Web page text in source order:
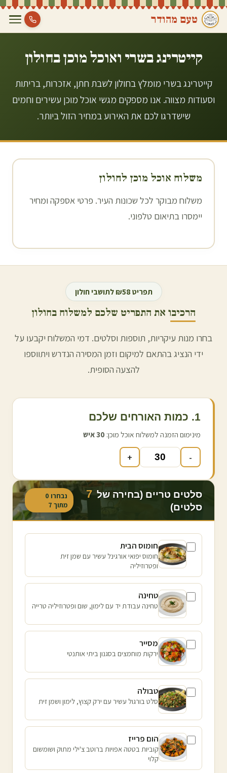
טעם מהודר
קייטרינג בשרי ואוכל מוכן בחולון
קייטרינג בשרי מומלץ בחולון לשבת חתן, אזכרות, בריתות
וסעודות מצווה. אנו מספקים מגשי אוכל מוכן עשירים וחמים
שישדרגו לכם את האירוע במחיר הזול ביותר.
משלוח אוכל מוכן לחולון
משלוח מבוקר לכל שכונות העיר. פרטי אספקה ומחיר
יימסרו בתיאום טלפוני.
תפריט ₪58 לתושבי חולון
הרכיבו את התפריט שלכם למשלוח בחולון
בחרו מנות עיקריות, תוספות וסלטים. דמי המשלוח יקבעו על
ידי הנציג בהתאם למיקום וזמן המסירה הנדרש ויתווספו
להצעה הסופית.
1. כמות האורחים שלכם
מינימום הזמנה למשלוח אוכל מוכן: 30איש
-
+
סלטים טריים (בחירה של 7
סלטים)
נבחרו 0
מתוך 7
חומוס הבית
חומוס יפואי אורגינל עשיר עם שמן זית
ופטרוזיליה
טחינה
טחינה עבודת יד עם לימון, שום ופטרוזיליה טרייה
מסייר
ירקות מוחמצים בסגנון ביתי אותנטי
טבולה
סלט בורגול עשיר עם ירק קצוץ, לימון ושמן זית
הום פרייז
קוביות בטטה אפויות ברוטב צ'ילי מתוק ושומשום
קלוי